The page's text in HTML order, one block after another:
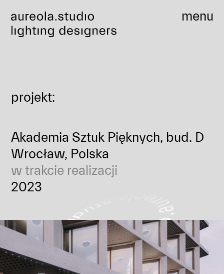
menu
Akademia Sztuk Pięknych, bud. D
projekt:
Akademia Sztuk Pięknych, bud. D
Wrocław, Polska
w trakcie realizacji
2023